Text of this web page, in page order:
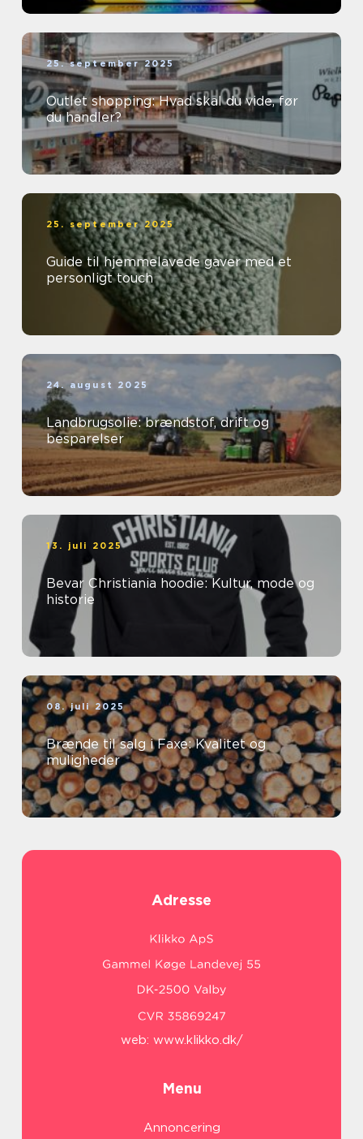
25. september 2025
Outlet shopping: Hvad skal du vide, før
du handler?
25. september 2025
Guide til hjemmelavede gaver med et
personligt touch
24. august 2025
Landbrugsolie: brændstof, drift og
besparelser
13. juli 2025
Bevar Christiania hoodie: Kultur, mode og
historie
08. juli 2025
Brænde til salg i Faxe: Kvalitet og
muligheder
Adresse
web: www.klikko.dk/
Menu
Annoncering